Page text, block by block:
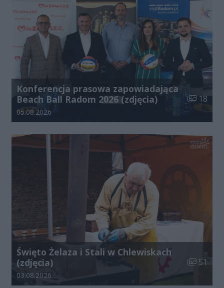
Konferencja prasowa zapowiadająca
Beach Ball Radom 2026 (zdjęcia)
Liczba
18
Data dodania galerii:
05.08.2026
Święto Żelaza i Stali w Chlewiskach
(zdjęcia)
Liczba
51
Data dodania galerii:
03.08.2026